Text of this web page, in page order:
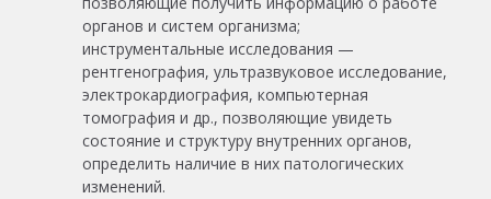
органов и систем организма;
инструментальные исследования —
рентгенография, ультразвуковое исследование,
электрокардиография, компьютерная
томография и др., позволяющие увидеть
состояние и структуру внутренних органов,
определить наличие в них патологических
изменений.